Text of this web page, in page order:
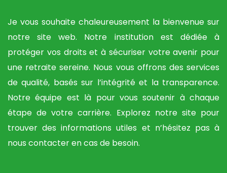
Je vous souhaite chaleureusement la bienvenue sur
notre site web. Notre institution est dédiée à
protéger vos droits et à sécuriser votre avenir pour
une retraite sereine. Nous vous offrons des services
de qualité, basés sur l’intégrité et la transparence.
Notre équipe est là pour vous soutenir à chaque
étape de votre carrière. Explorez notre site pour
trouver des informations utiles et n’hésitez pas à
nous contacter en cas de besoin.